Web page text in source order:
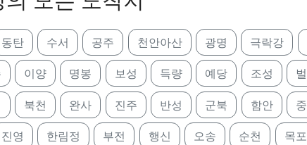
동탄 수서 공주 천안아산 광명 극락강
이양 명봉 보성 득량 예당 조성
북천 완사 진주 반성 군북 함안
진영 한림정 부전 행신 오송 순천 목포